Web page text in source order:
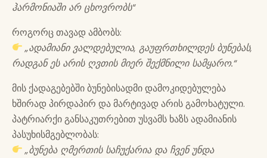
ჰარმონიაში არ ცხოვრობს“
როგორც თავად ამბობს:
„ადამიანი ვალდებულია, გაუფრთხილდეს ბუნებას,
რადგან ეს არის ღვთის მიერ შექმნილი სამყარო.“
მის ქადაგებებში ბუნებისადმი დამოკიდებულება
ხშირად პირდაპირ და მარტივად არის გამოხატული.
პატრიარქი განსაკუთრებით უსვამს ხაზს ადამიანის
პასუხისმგებლობას:
„ბუნება ღმერთის საჩუქარია და ჩვენ უნდა